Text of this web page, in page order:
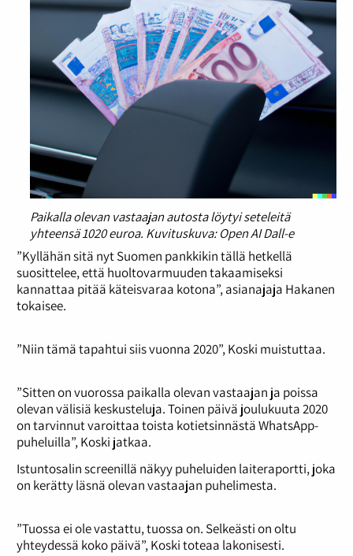
Paikalla olevan vastaajan autosta löytyi seteleitä
yhteensä 1020 euroa. Kuvituskuva: Open AI Dall-e
”Kyllähän sitä nyt Suomen pankkikin tällä hetkellä
suosittelee, että huoltovarmuuden takaamiseksi
kannattaa pitää käteisvaraa kotona”, asianajaja Hakanen
tokaisee.
”Niin tämä tapahtui siis vuonna 2020”, Koski muistuttaa.
”Sitten on vuorossa paikalla olevan vastaajan ja poissa
olevan välisiä keskusteluja. Toinen päivä joulukuuta 2020
on tarvinnut varoittaa toista kotietsinnästä WhatsApp-
puheluilla”, Koski jatkaa.
Istuntosalin screenillä näkyy puheluiden laiteraportti, joka
on kerätty läsnä olevan vastaajan puhelimesta.
”Tuossa ei ole vastattu, tuossa on. Selkeästi on oltu
yhteydessä koko päivä”, Koski toteaa lakonisesti.